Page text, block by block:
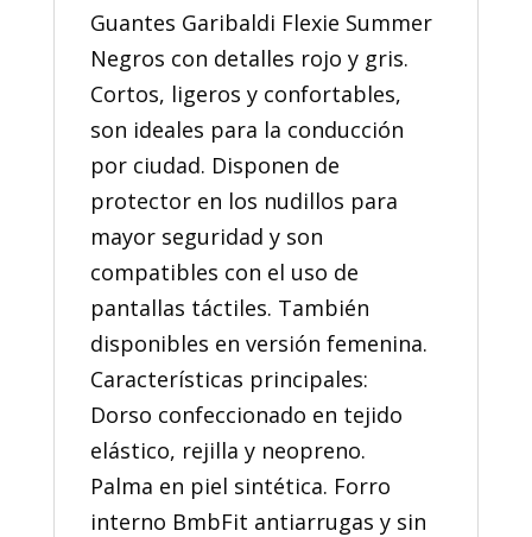
Guantes Garibaldi Flexie Summer
Negros con detalles rojo y gris.
Cortos, ligeros y confortables,
son ideales para la conducción
por ciudad. Disponen de
protector en los nudillos para
mayor seguridad y son
compatibles con el uso de
pantallas táctiles. También
disponibles en versión femenina.
Características principales:
Dorso confeccionado en tejido
elástico, rejilla y neopreno.
Palma en piel sintética. Forro
interno BmbFit antiarrugas y sin